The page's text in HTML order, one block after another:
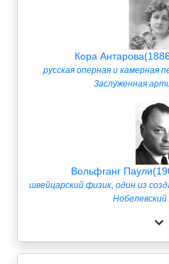
Кора
русская оперная и камерная
Заслуженная
Вольфганг
швейцарский физик, один из